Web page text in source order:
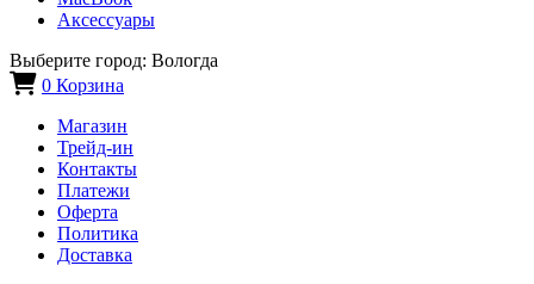
Аксессуары
Выберите город: Вологда
0 Корзина
Магазин
Трейд-ин
Контакты
Платежи
Оферта
Политика
Доставка